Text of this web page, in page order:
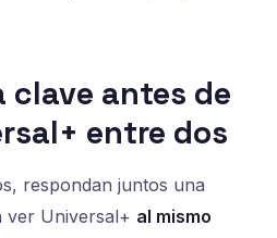
clave antes de
entre dos
respondan juntos una
ver Universal+ al mismo